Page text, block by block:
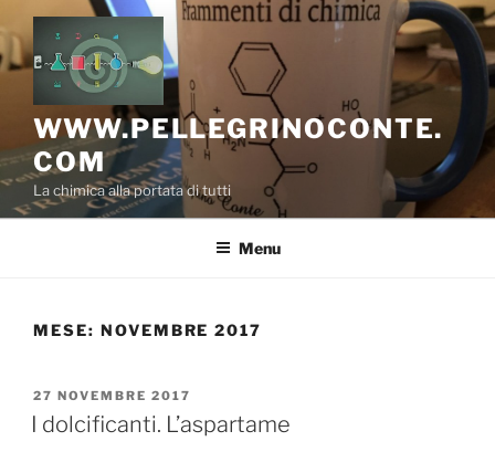
Salta
al
contenuto
WWW.PELLEGRINOCONTE.
COM
La chimica alla portata di tutti
Menu
MESE: NOVEMBRE 2017
PUBBLICATO
IL
27 NOVEMBRE 2017
I dolcificanti. L’aspartame